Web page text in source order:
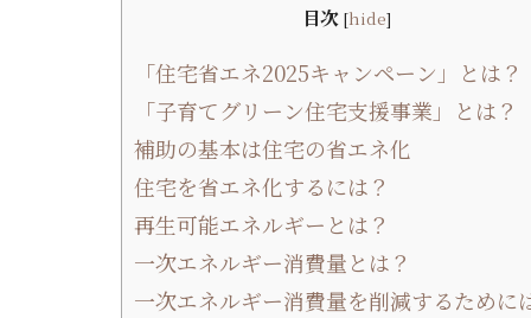
目次 [hide]
「住宅省エネ2025キャンペーン」とは？
「子育てグリーン住宅支援事業」とは？
補助の基本は住宅の省エネ化
住宅を省エネ化するには？
再生可能エネルギーとは？
一次エネルギー消費量とは？
一次エネルギー消費量を削減するために